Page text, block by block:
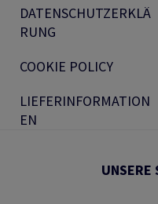
DATENSCHUTZERKLÄ
RUNG
COOKIE POLICY
LIEFERINFORMATION
EN
UNSERE